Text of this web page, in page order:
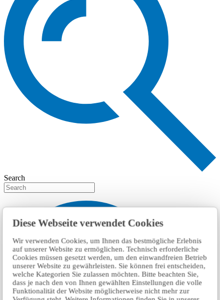
Diese Webseite verwendet Cookies
Wir verwenden Cookies, um Ihnen das bestmögliche Erlebnis
auf unserer Website zu ermöglichen. Technisch erforderliche
Cookies müssen gesetzt werden, um den einwandfreien Betrieb
unserer Website zu gewährleisten. Sie können frei entscheiden,
welche Kategorien Sie zulassen möchten. Bitte beachten Sie,
dass je nach den von Ihnen gewählten Einstellungen die volle
Funktionalität der Website möglicherweise nicht mehr zur
Search